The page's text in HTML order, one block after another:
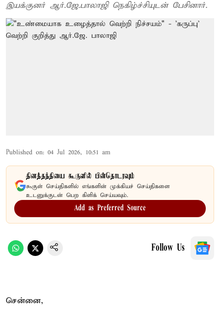
இயக்குனர் ஆர்.ஜே.பாலாஜி நெகிழ்ச்சியுடன் பேசினார்.
Published on: 04 Jul 2026, 10:51 am
தினத்தந்தியை கூகுளில் பின்தொடரவும்
கூகுள் செய்திகளில் எங்களின் முக்கியச் செய்திகளை
உடனுக்குடன் பெற கிளிக் செய்யவும்.
Add as Preferred Source
Follow Us
சென்னை,